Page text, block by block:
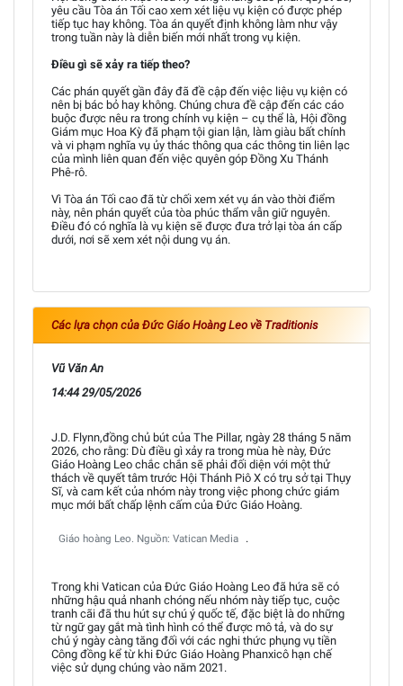
yêu cầu Tòa án Tối cao xem xét liệu vụ kiện có được phép
tiếp tục hay không. Tòa án quyết định không làm như vậy
trong tuần này là diễn biến mới nhất trong vụ kiện.
Điều gì sẽ xảy ra tiếp theo?
Các phán quyết gần đây đã đề cập đến việc liệu vụ kiện có
nên bị bác bỏ hay không. Chúng chưa đề cập đến các cáo
buộc được nêu ra trong chính vụ kiện – cụ thể là, Hội đồng
Giám mục Hoa Kỳ đã phạm tội gian lận, làm giàu bất chính
và vi phạm nghĩa vụ ủy thác thông qua các thông tin liên lạc
của mình liên quan đến việc quyên góp Đồng Xu Thánh
Phê-rô.
Vì Tòa án Tối cao đã từ chối xem xét vụ án vào thời điểm
này, nên phán quyết của tòa phúc thẩm vẫn giữ nguyên.
Điều đó có nghĩa là vụ kiện sẽ được đưa trở lại tòa án cấp
dưới, nơi sẽ xem xét nội dung vụ án.
Các lựa chọn của Đức Giáo Hoàng Leo về Traditionis
Vũ Văn An
14:44 29/05/2026
J.D. Flynn,đồng chủ bút của The Pillar, ngày 28 tháng 5 năm
2026, cho rằng: Dù điều gì xảy ra trong mùa hè này, Đức
Giáo Hoàng Leo chắc chắn sẽ phải đối diện với một thử
thách về quyết tâm trước Hội Thánh Piô X có trụ sở tại Thụy
Sĩ, và cam kết của nhóm này trong việc phong chức giám
mục mới bất chấp lệnh cấm của Đức Giáo Hoàng.
Giáo hoàng Leo. Nguồn: Vatican Media .
Trong khi Vatican của Đức Giáo Hoàng Leo đã hứa sẽ có
những hậu quả nhanh chóng nếu nhóm này tiếp tục, cuộc
tranh cãi đã thu hút sự chú ý quốc tế, đặc biệt là do những
từ ngữ gay gắt mà tình hình có thể được mô tả, và do sự
chú ý ngày càng tăng đối với các nghi thức phụng vụ tiền
Công đồng kể từ khi Đức Giáo Hoàng Phanxicô hạn chế
việc sử dụng chúng vào năm 2021.